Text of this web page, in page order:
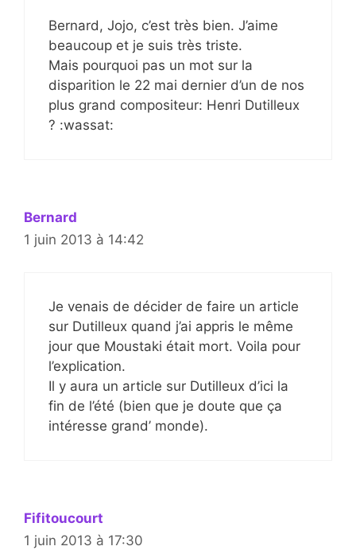
Bernard, Jojo, c’est très bien. J’aime
beaucoup et je suis très triste.
Mais pourquoi pas un mot sur la
disparition le 22 mai dernier d’un de nos
plus grand compositeur: Henri Dutilleux
? :wassat:
Bernard
1 juin 2013 à 14:42
Je venais de décider de faire un article
sur Dutilleux quand j’ai appris le même
jour que Moustaki était mort. Voila pour
l’explication.
Il y aura un article sur Dutilleux d’ici la
fin de l’été (bien que je doute que ça
intéresse grand’ monde).
Fifitoucourt
1 juin 2013 à 17:30